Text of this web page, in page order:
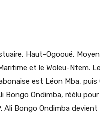
Haut-Ogooué,
et le Woleu-Ntem.
est Léon Mba,
Bongo Ondimba, réélu
Bongo Ondimba